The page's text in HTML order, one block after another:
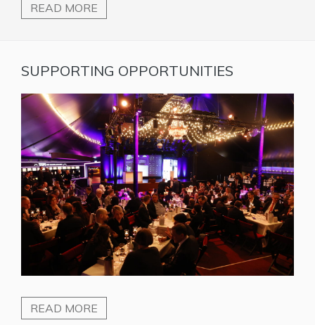
READ MORE
SUPPORTING OPPORTUNITIES
READ MORE